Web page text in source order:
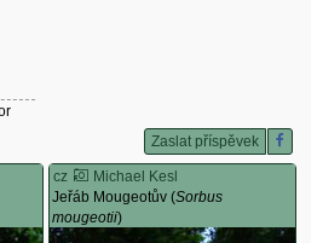
Zaslat příspěvek
cz
Michael Kesl
Jeřáb Mougeotův (Sorbus
mougeotii)